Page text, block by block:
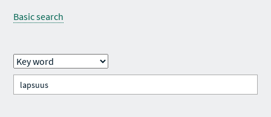
Basic search